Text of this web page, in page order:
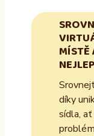
MÍSTĚ
díky
sídla,